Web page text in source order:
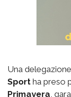
Una
Sport ha preso
Primavera ,